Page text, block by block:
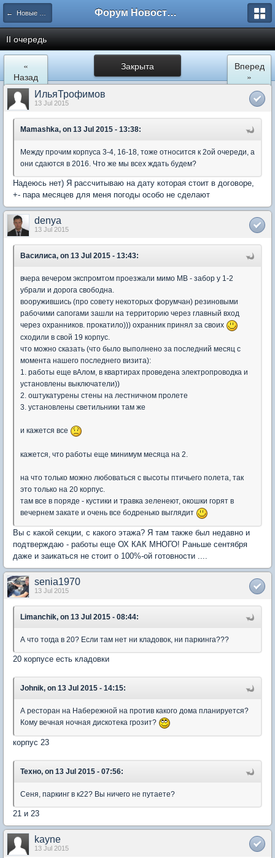
← Новые Водники Форум Новостройки
II очередь
Закрыта
«
Назад
Вперед
»
ИльяТрофимов
13 Jul 2015
Mamashka, on 13 Jul 2015 - 13:38:
Между прочим корпуса 3-4, 16-18, тоже относится к 2ой очереди, а
они сдаются в 2016. Что же мы всех ждать будем?
Надеюсь нет) Я рассчитываю на дату которая стоит в договоре,
+- пара месяцев для меня погоды особо не сделают
denya
13 Jul 2015
Василиса, on 13 Jul 2015 - 13:43:
вчера вечером экспромтом проезжали мимо МВ - забор у 1-2
убрали и дорога свободна.
вооружившись (про совету некоторых форумчан) резиновыми
рабочими сапогами зашли на территорию через главный вход
через охранников. прокатило))) охранник принял за своих
сходили в свой 19 корпус.
что можно сказать (что было выполнено за последний месяц с
момента нашего последнего визита):
1. работы еще вАлом, в квартирах проведена электропроводка и
установлены выключатели))
2. оштукатурены стены на лестничном пролете
3. установлены светильники там же
и кажется все
кажется, что работы еще минимум месяца на 2.
на что только можно любоваться с высоты птичьего полета, так
это только на 20 корпус.
там все в поряде - кустики и травка зеленеют, окошки горят в
вечернем закате и очень все бодренько выглядит
Вы с какой секции, с какого этажа? Я там также был недавно и
подтверждаю - работы еще ОХ КАК МНОГО! Раньше сентября
даже и заикаться не стоит о 100%-ой готовности ....
senia1970
13 Jul 2015
Limanchik, on 13 Jul 2015 - 08:44:
А что тогда в 20? Если там нет ни кладовок, ни паркинга???
20 корпусе есть кладовки
Johnik, on 13 Jul 2015 - 14:15:
А ресторан на Набережной на против какого дома планируется?
Кому вечная ночная дискотека грозит?
корпус 23
Техно, on 13 Jul 2015 - 07:56:
Сеня, паркинг в к22? Вы ничего не путаете?
21 и 23
kayne
13 Jul 2015